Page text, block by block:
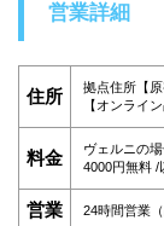
営業詳細
住所
拠点住所【
【オンライン
料金
ヴェルニの
4000円無料 /
営業 24時間営業